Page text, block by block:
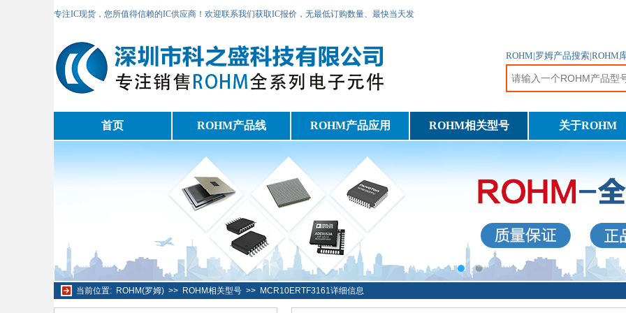
专注IC现货，您所值得信赖的IC供应商！欢迎联系我们获取IC报价，无最低订购数量、最快当天发
ROHM|罗姆产品搜索|ROHM
首页 ROHM产品线 ROHM产品应用 ROHM相关型号 关于ROHM
当前位置: ROHM(罗姆) >> ROHM相关型号 >> MCR10ERTF3161详细信息